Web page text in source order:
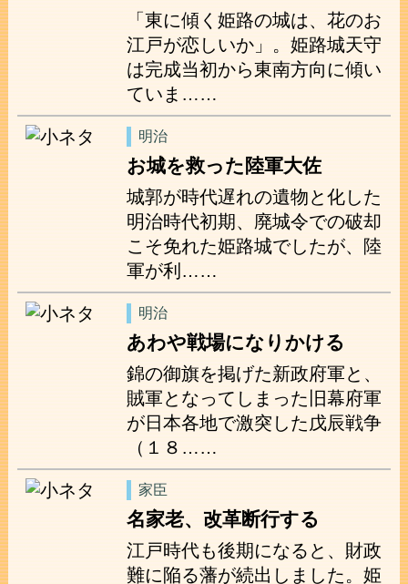
「東に傾く姫路の城は、花のお
江戸が恋しいか」。姫路城天守
は完成当初から東南方向に傾い
ていま……
明治
お城を救った陸軍大佐
城郭が時代遅れの遺物と化した
明治時代初期、廃城令での破却
こそ免れた姫路城でしたが、陸
軍が利……
明治
あわや戦場になりかける
錦の御旗を掲げた新政府軍と、
賊軍となってしまった旧幕府軍
が日本各地で激突した戊辰戦争
（１８……
家臣
名家老、改革断行する
江戸時代も後期になると、財政
難に陥る藩が続出しました。姫